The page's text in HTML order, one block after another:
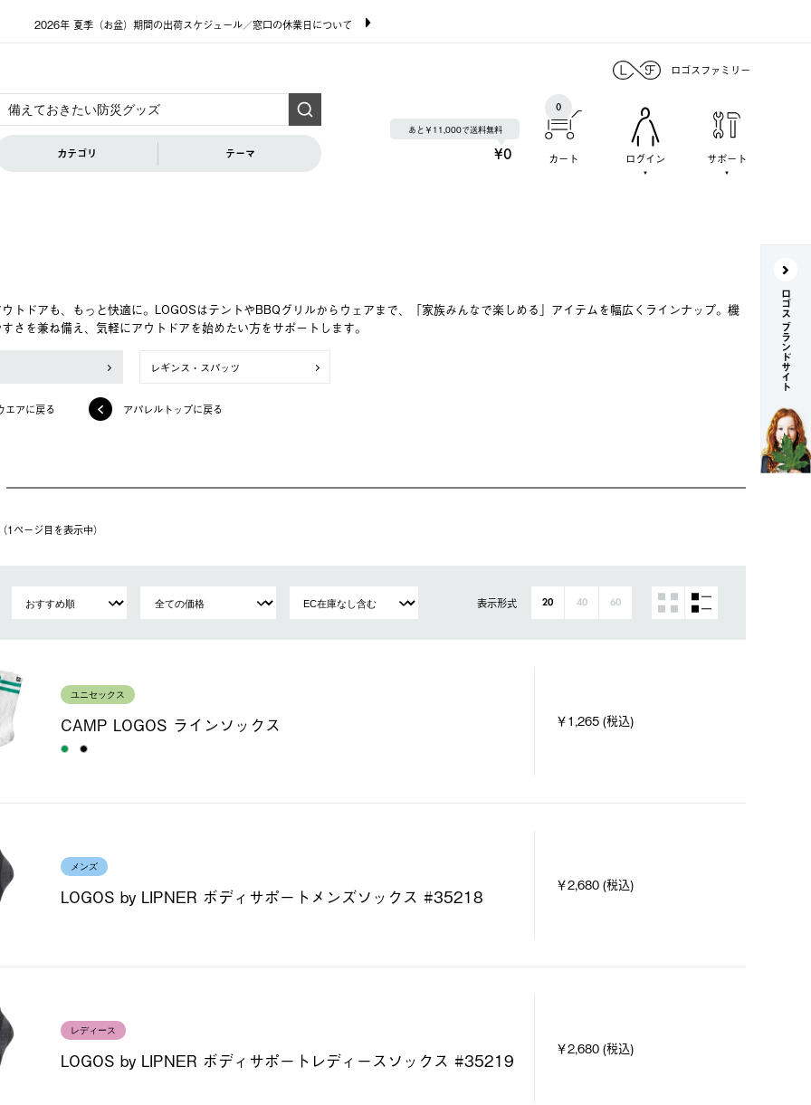
2026年 夏季（お盆）期間の出荷スケジュール／窓口の休業日について
ロゴスファミリー
カテゴリ テーマ
あと￥11,000で送料無料
¥0 カート
0
ログイン サポート
トドアも、もっと快適に。LOGOSはテントやBBQグリルからウェアまで、「家族みんなで楽しめる」アイテムを幅広くラインナップ。機
さを兼ね備え、気軽にアウトドアを始めたい方をサポートします。
レギンス・スパッツ
エアに戻る アパレルトップに戻る
ページ⽬を表⽰中）
表示形式 20 40 60
ユニセックス
CAMP LOGOS ラインソックス ￥1,265 (税込)
メンズ
LOGOS by LIPNER ボディサポートメンズソックス #35218
￥2,680 (税込)
レディース
LOGOS by LIPNER ボディサポートレディースソックス #35219
￥2,680 (税込)
ロゴス ブランドサイト